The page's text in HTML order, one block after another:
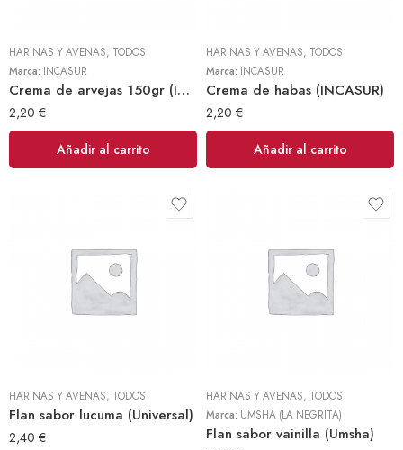
HARINAS Y AVENAS, TODOS
Marca: INCASUR
Crema de arvejas 150gr (INCASUR)
2,20 €
Añadir al carrito
HARINAS Y AVENAS, TODOS
Marca: INCASUR
Crema de habas (INCASUR)
2,20 €
Añadir al carrito
HARINAS Y AVENAS, TODOS
Flan sabor lucuma (Universal)
2,40 €
HARINAS Y AVENAS, TODOS
Marca: UMSHA (LA NEGRITA)
Flan sabor vainilla (Umsha)